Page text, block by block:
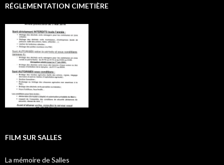
RÉGLEMENTATION CIMETIÈRE
FILM SUR SALLES
La mémoire de Salles